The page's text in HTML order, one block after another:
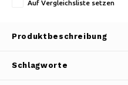
Auf Vergleichsliste setzen
Produktbeschreibung
Schlagworte